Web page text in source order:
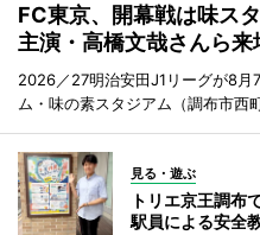
FC東京、開幕戦は味ス
主演・高橋文哉さんら来
2026／27明治安田J1リーグが8月
ム・味の素スタジアム（調布市西
見る・遊ぶ
トリエ京王調布
駅員による安全